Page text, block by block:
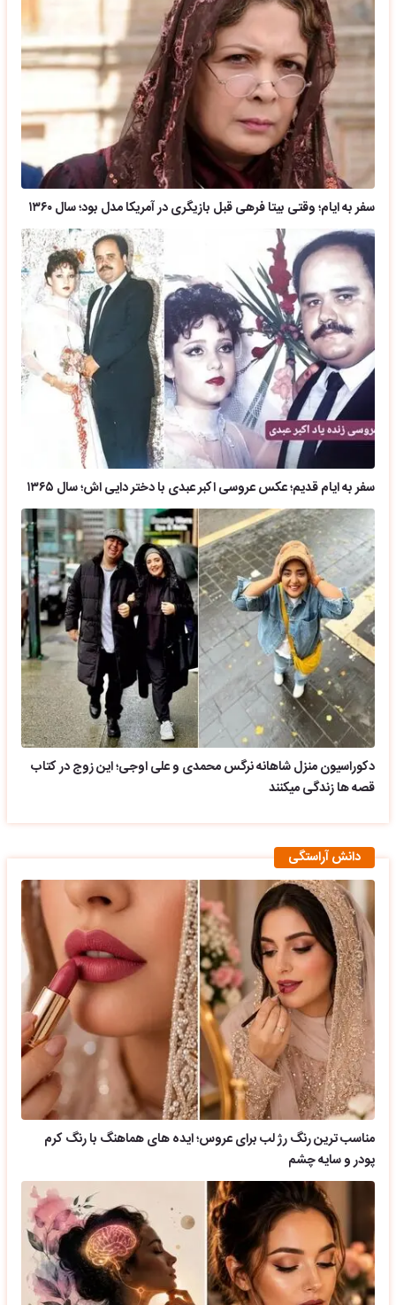
سفر به ایام؛ وقتی بیتا فرهی قبل بازیگری در آمریکا مدل بود؛ سال ۱۳۶۰
سفر به ایام قدیم؛ عکس عروسی اکبر عبدی با دختر دایی اش؛ سال ۱۳۶۵
دکوراسیون منزل شاهانه نرگس محمدی و علی اوجی؛ این زوج در کتاب
قصه ها زندگی میکنند
دانش آراستگی
مناسب ترین رنگ رژ لب برای عروس؛ ایده های هماهنگ با رنگ کرم
پودر و سایه چشم